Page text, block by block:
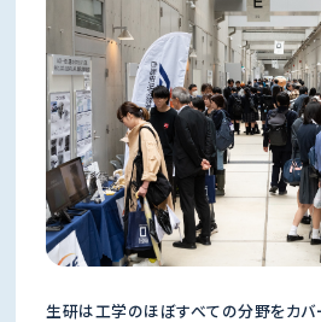
生研は工学のほぼすべての分野をカバ